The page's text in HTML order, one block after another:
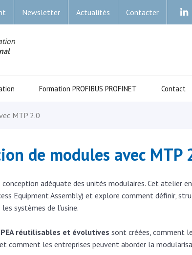
Newsletter Actualités Contacter .
l
Formation PROFIBUS PROFINET Contact
MTP 2.0
de modules avec MTP
adéquate des unités modulaires. Cet atelier
Equipment Assembly) et explore comment définir,
systèmes de l’usine.
PEA réutilisables et évolutives sont créées, comment
comment les entreprises peuvent aborder la